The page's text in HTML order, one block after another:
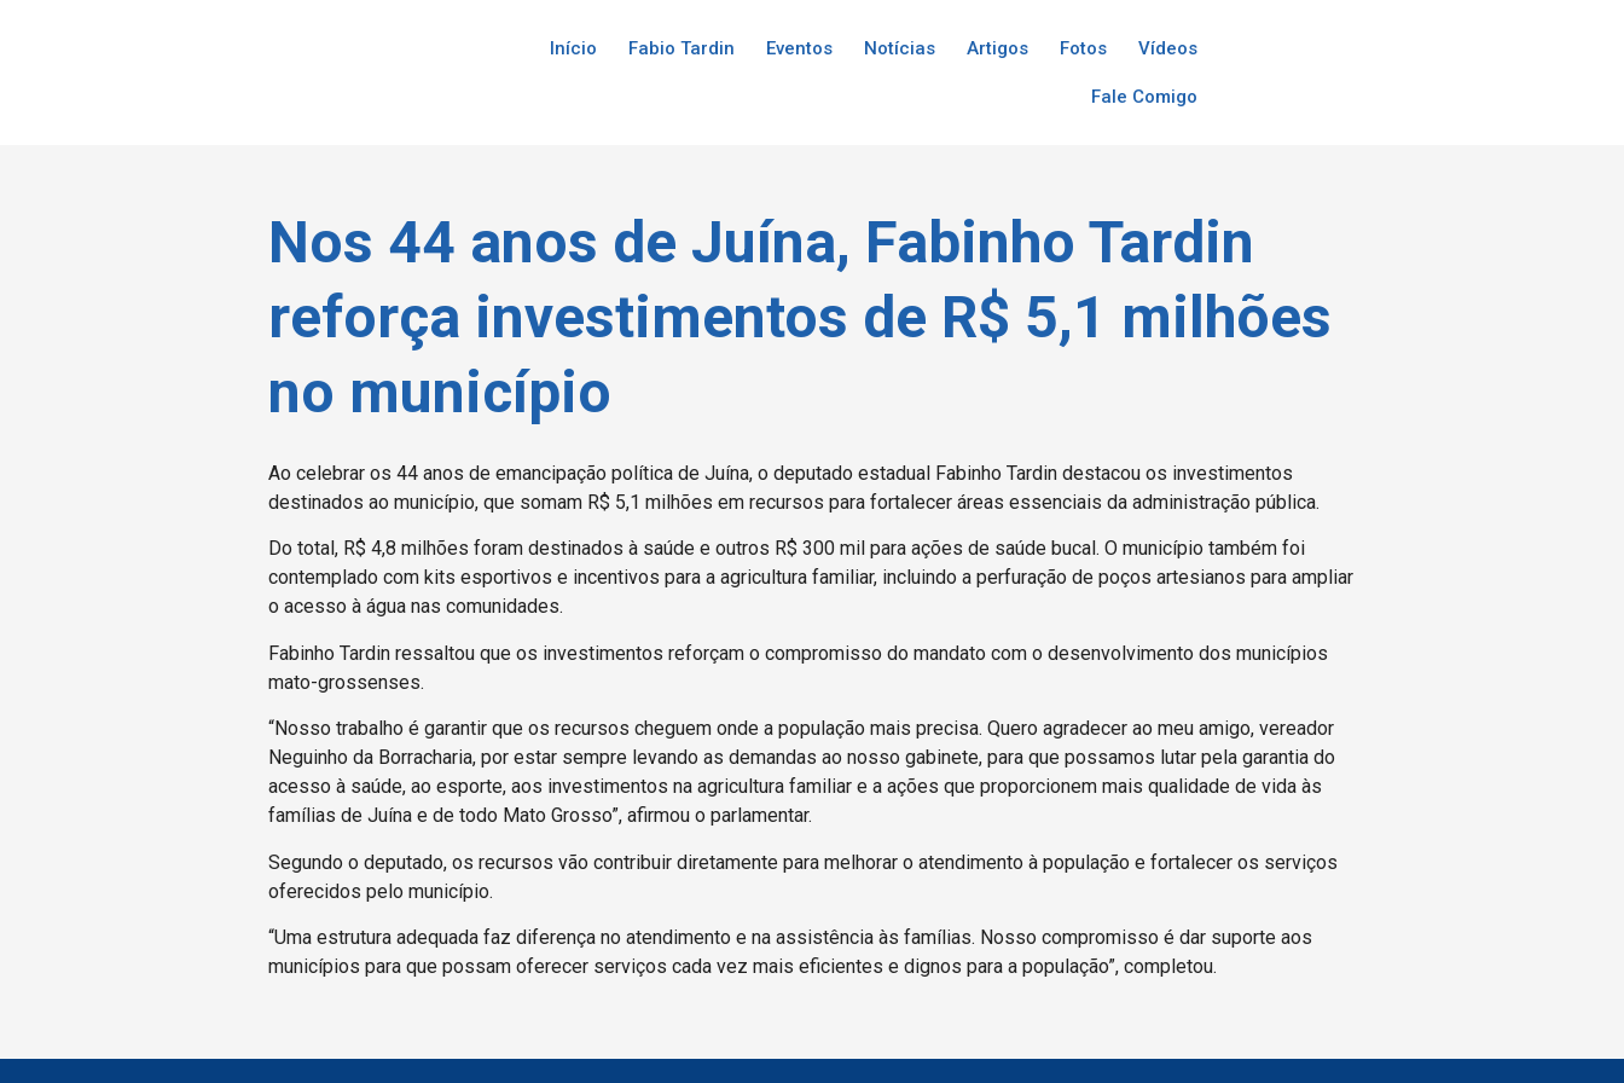
Início Fabio Tardin Eventos Notícias Artigos Fotos Vídeos
Fale Comigo
Nos 44 anos de Juína, Fabinho Tardin
reforça investimentos de R$ 5,1 milhões
no município
Ao celebrar os 44 anos de emancipação política de Juína, o deputado estadual Fabinho Tardin destacou os investimentos
destinados ao município, que somam R$ 5,1 milhões em recursos para fortalecer áreas essenciais da administração pública.
Do total, R$ 4,8 milhões foram destinados à saúde e outros R$ 300 mil para ações de saúde bucal. O município também foi
contemplado com kits esportivos e incentivos para a agricultura familiar, incluindo a perfuração de poços artesianos para ampliar
o acesso à água nas comunidades.
Fabinho Tardin ressaltou que os investimentos reforçam o compromisso do mandato com o desenvolvimento dos municípios
mato-grossenses.
“Nosso trabalho é garantir que os recursos cheguem onde a população mais precisa. Quero agradecer ao meu amigo, vereador
Neguinho da Borracharia, por estar sempre levando as demandas ao nosso gabinete, para que possamos lutar pela garantia do
acesso à saúde, ao esporte, aos investimentos na agricultura familiar e a ações que proporcionem mais qualidade de vida às
famílias de Juína e de todo Mato Grosso”, afirmou o parlamentar.
Segundo o deputado, os recursos vão contribuir diretamente para melhorar o atendimento à população e fortalecer os serviços
oferecidos pelo município.
“Uma estrutura adequada faz diferença no atendimento e na assistência às famílias. Nosso compromisso é dar suporte aos
municípios para que possam oferecer serviços cada vez mais eficientes e dignos para a população”, completou.